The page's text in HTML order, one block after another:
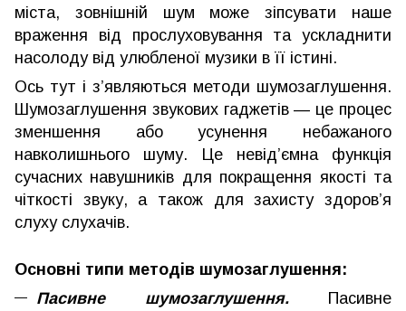
міста, зовнішній шум може зіпсувати наше
враження від прослуховування та ускладнити
насолоду від улюбленої музики в її істині.
Ось тут і з’являються методи шумозаглушення.
Шумозаглушення звукових гаджетів — це процес
зменшення або усунення небажаного
навколишнього шуму. Це невід’ємна функція
сучасних навушників для покращення якості та
чіткості звуку, а також для захисту здоров’я
слуху слухачів.
Основні типи методів шумозаглушення:
Пасивне шумозаглушення. Пасивне